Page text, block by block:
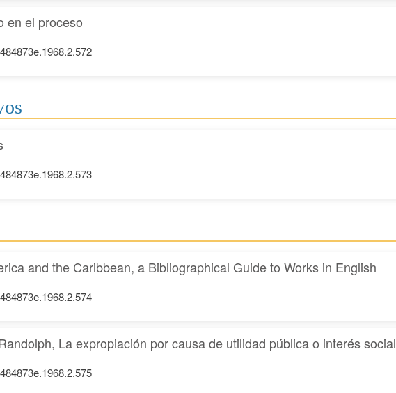
en el proceso
and the Caribbean, a Bibliographical Guide to Works in English
La expropiación por causa de utilidad pública o interés social